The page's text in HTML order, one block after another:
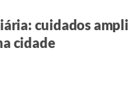
cuidados
cidade